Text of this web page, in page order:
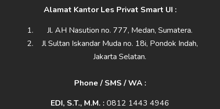
Alamat Kantor Les Privat Smart UI :
Jl. AH Nasution no. 777, Medan, Sumatera.
Jl Sultan Iskandar Muda no. 18i, Pondok Indah,
Jakarta Selatan.
Phone / SMS / WA :
EDI, S.T., M.M. : 0812 1443 4946